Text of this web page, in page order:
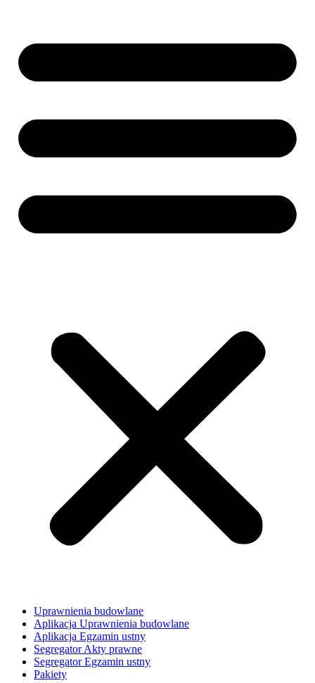
Uprawnienia budowlane
Aplikacja Uprawnienia budowlane
Aplikacja Egzamin ustny
Segregator Akty prawne
Segregator Egzamin ustny
Pakiety